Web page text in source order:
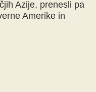
Azije, prenesli pa
Amerike in